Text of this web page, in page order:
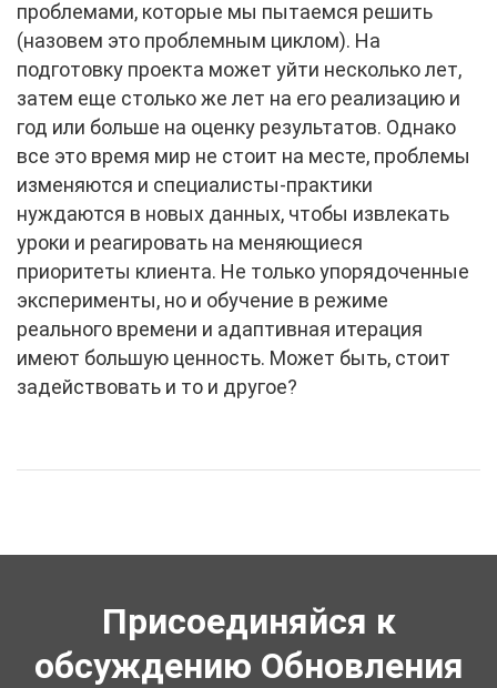
проблемами, которые мы пытаемся решить
(назовем это проблемным циклом). На
подготовку проекта может уйти несколько лет,
затем еще столько же лет на его реализацию и
год или больше на оценку результатов. Однако
все это время мир не стоит на месте, проблемы
изменяются и специалисты-практики
нуждаются в новых данных, чтобы извлекать
уроки и реагировать на меняющиеся
приоритеты клиента. Не только упорядоченные
эксперименты, но и обучение в режиме
реального времени и адаптивная итерация
имеют большую ценность. Может быть, стоит
задействовать и то и другое?
Присоединяйся к
обсуждению Обновления